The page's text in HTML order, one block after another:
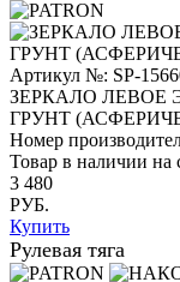
Артикул №: SP-
ЗЕРКАЛО ЛЕВОЕ
ГРУНТ
Номер
Товар в наличии на
3 480
РУБ.
Купить
Рулевая тяга